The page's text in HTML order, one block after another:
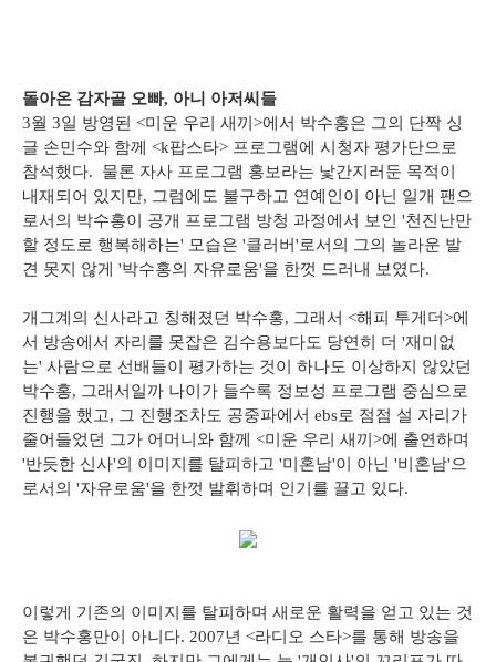
돌아온 감자골 오빠, 아니 아저씨들
3월 3일 방영된 <미운 우리 새끼>에서 박수홍은 그의 단짝 싱
글 손민수와 함께 <k팝스타> 프로그램에 시청자 평가단으로
참석했다. 물론 자사 프로그램 홍보라는 낯간지러둔 목적이
내재되어 있지만, 그럼에도 불구하고 연예인이 아닌 일개 팬으
로서의 박수홍이 공개 프로그램 방청 과정에서 보인 '천진난만
할 정도로 행복해하는' 모습은 '클러버'로서의 그의 놀라운 발
견 못지 않게 '박수홍의 자유로움'을 한껏 드러내 보였다.
개그계의 신사라고 칭해졌던 박수홍, 그래서 <해피 투게더>에
서 방송에서 자리를 못잡은 김수용보다도 당연히 더 '재미없
는' 사람으로 선배들이 평가하는 것이 하나도 이상하지 않았던
박수홍, 그래서일까 나이가 들수록 정보성 프로그램 중심으로
진행을 했고, 그 진행조차도 공중파에서 ebs로 점점 설 자리가
줄어들었던 그가 어머니와 함께 <미운 우리 새끼>에 출연하며
'반듯한 신사'의 이미지를 탈피하고 '미혼남'이 아닌 '비혼남'으
로서의 '자유로움'을 한껏 발휘하며 인기를 끌고 있다.
이렇게 기존의 이미지를 탈피하며 새로운 활력을 얻고 있는 것
은 박수홍만이 아니다. 2007년 <라디오 스타>를 통해 방송을